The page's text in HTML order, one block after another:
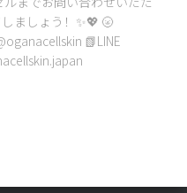
ましょう！✨💖 🌝
📗LINE